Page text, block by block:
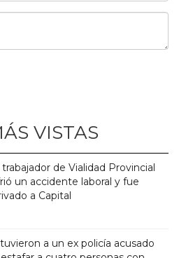
VISTAS
trabajador de Vialidad Provincial
un accidente laboral y fue
a Capital
a un ex policía acusado